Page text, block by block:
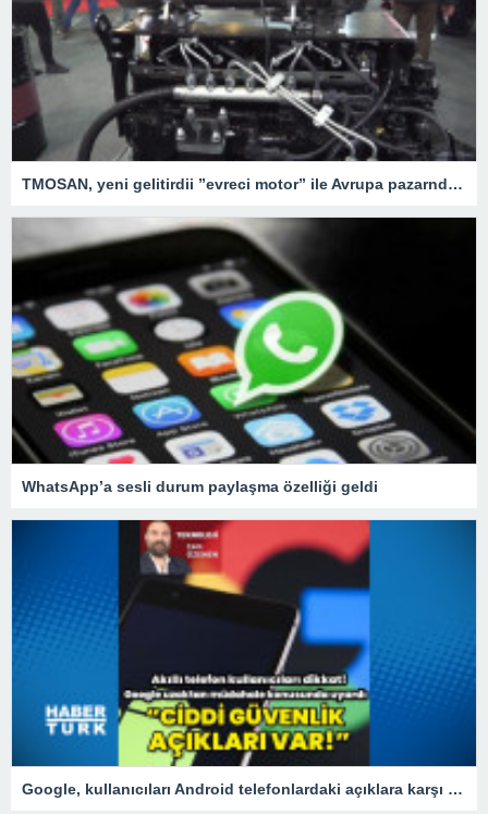
TMOSAN, yeni gelitirdii ”evreci motor” ile Avrupa pazarnda hzla bymeyi hedefliyor
WhatsApp’a sesli durum paylaşma özelliği geldi
Google, kullanıcıları Android telefonlardaki açıklara karşı uyardı!